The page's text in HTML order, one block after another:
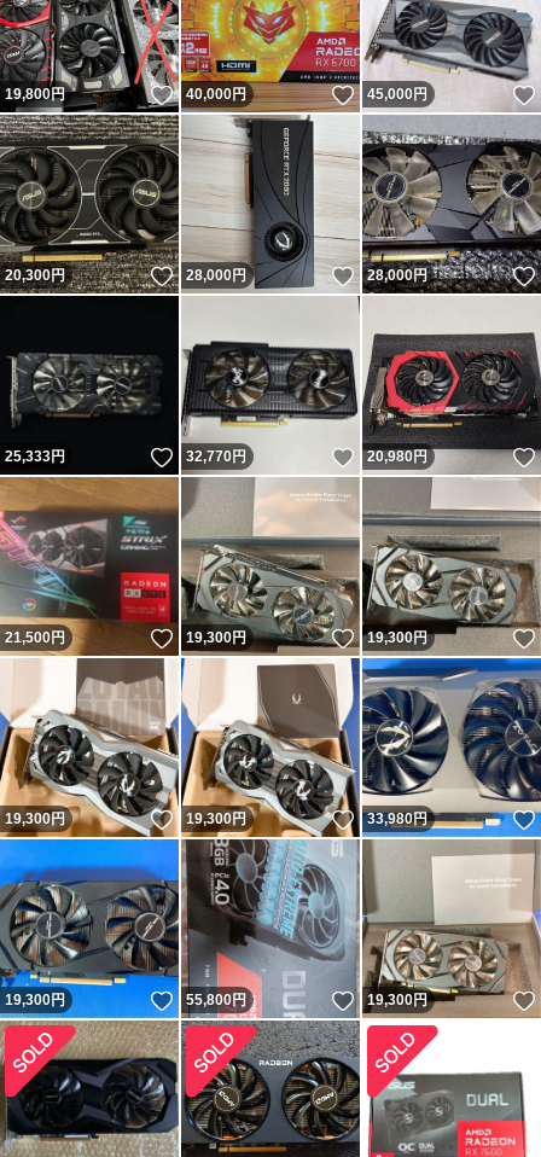
19,800円 いいね！
40,000円 いいね！
45,000円
20,300円 いいね！
28,000 円 いいね！
28,000円
25,333円 いいね！
32,770円 いいね！
20,980円
21,500円 いいね！
19,300円 いいね！
19,300円
19,300円 いいね！
19,300円 いいね！
33,980円
19,300円 いいね！
55,800円 いいね！
19,300円